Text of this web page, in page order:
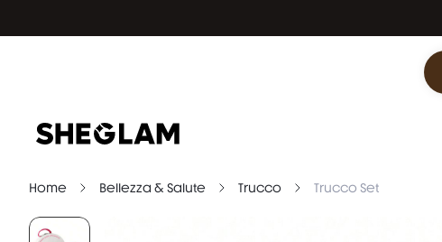
Home Bellezza & Salute Trucco Trucco Set